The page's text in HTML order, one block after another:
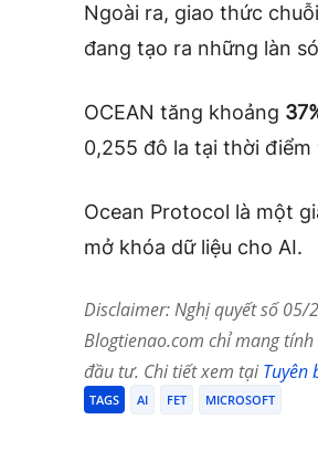
Ngoài ra, giao thức
đang tạo ra những làn
OCEAN tăng khoảng
0,255 đô la tại thời điểm
Ocean Protocol là một
mở khóa dữ liệu cho AI.
Disclaimer: Nghị quyết số
Blogtienao.com chỉ mang
đầu tư. Chi tiết xem tạiTuyên
TAGS AI FET MICROSOFT